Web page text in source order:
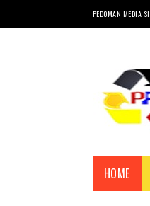
PEDOMAN MEDIA
HOME